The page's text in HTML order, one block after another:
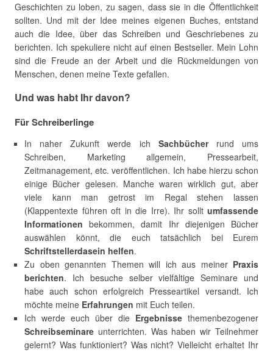
Geschichten zu loben, zu sagen, dass sie in die Öffentlichkeit
sollten. Und mit der Idee meines eigenen Buches, entstand
auch die Idee, über das Schreiben und Geschriebenes zu
berichten. Ich spekuliere nicht auf einen Bestseller. Mein Lohn
sind die Freude an der Arbeit und die Rückmeldungen von
Menschen, denen meine Texte gefallen.
Und was habt Ihr davon?
Für Schreiberlinge
In naher Zukunft werde ich Sachbücherrund ums
Schreiben, Marketing allgemein, Pressearbeit,
Zeitmanagement, etc. veröffentlichen. Ich habe hierzu schon
einige Bücher gelesen. Manche waren wirklich gut, aber
viele kann man getrost im Regal stehen lassen
(Klappentexte führen oft in die Irre). Ihr sollt umfassende
Informationen bekommen, damit Ihr diejenigen Bücher
auswählen könnt, die euch tatsächlich bei Eurem
Schriftstellerdasein helfen.
Zu oben genannten Themen will ich aus meiner Praxis
berichten. Ich besuche selber vielfältige Seminare und
habe auch schon erfolgreich Presseartikel versandt. Ich
möchte meine Erfahrungen mit Euch teilen.
Ich werde euch über die Ergebnisse themenbezogener
Schreibseminare unterrichten. Was haben wir Teilnehmer
gelernt? Was funktioniert? Was nicht? Vielleicht erhaltet Ihr